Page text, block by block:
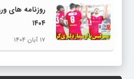
۱۴۰۴
۱۷ آبان ۱۴۰۴